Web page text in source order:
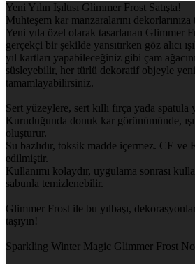
Yeni Yılın Işıltısı Glimmer Frost Satışta!
Muhteşem kar manzaralarını dekorlarınıza
Yeni yıla özel olarak tasarlanan Glimmer
gerçekçi bir şekilde yansıtırken göz alıcı
yıl kartları yapabileceğiniz gibi çam
süsleyebilir, her türlü dekoratif objeyle
tamamlayabilirsiniz.
Sert yüzeylere, sert kıllı fırça yada spatula
Kuruduğunda donuk kar görünümünde,
oluşturur.
Su bazlıdır, toksik madde içermez. CE ve
edilmiştir.
Kullanımı kolaydır, uygulama sonrası
sabunla temizlenebilir.
Glimmer Frost ile bu yılbaşı,
taşıyın!
Sparkling Winter Magic Glimmer Frost